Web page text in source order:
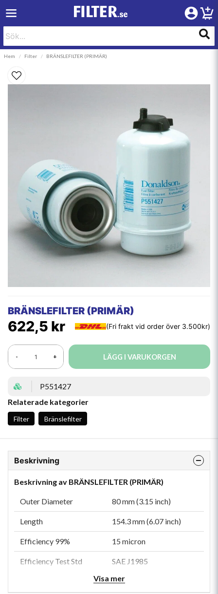
Hem Filter BRÄNSLEFILTER (PRIMÄR)
BRÄNSLEFILTER (PRIMÄR)
622,5 kr
- + LÄGG I VARUKORGEN
P551427
Relaterade kategorier
Filter Bränslefilter
Beskrivning
Beskrivning av BRÄNSLEFILTER (PRIMÄR)
Outer Diameter 80 mm (3.15 inch)
Length 154.3 mm (6.07 inch)
Efficiency 99% 15 micron
Efficiency Test Std SAE J1985
95.00 Percent
Visa mer